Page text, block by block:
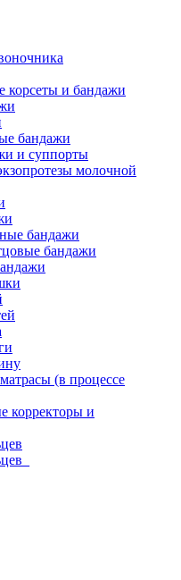
корсеты и бандажи
бандажи
и суппорты
молочной
бандажи
бандажи
(в процессе
корректоры и